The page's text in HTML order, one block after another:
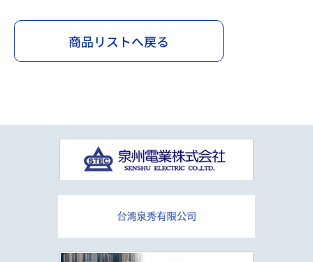
商品リストへ戻る